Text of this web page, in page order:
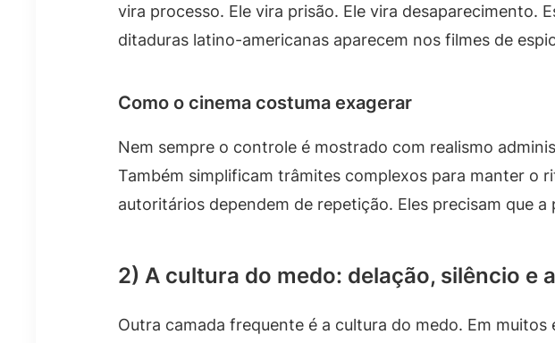
vira processo. Ele vira prisão. Ele vira desaparecimento.
ditaduras latino-americanas aparecem nos filmes de
Como o cinema costuma exagerar
Nem sempre o controle é mostrado com realismo
Também simplificam trâmites complexos para manter o
autoritários dependem de repetição. Eles precisam que
2) A cultura do medo: delação, silêncio e
Outra camada frequente é a cultura do medo. Em